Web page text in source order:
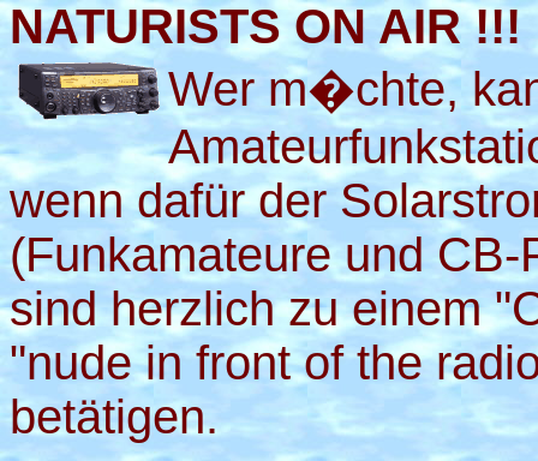
NATURISTS ON AIR !!!
Wer m�chte,
wenn dafür der
(Funkamateure und
sind herzlich zu einem
"nude in front of the
betätigen.